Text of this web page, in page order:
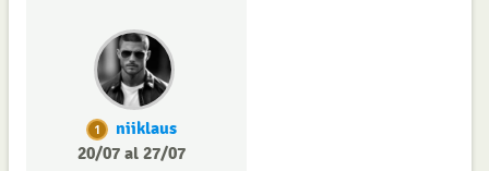
1
niiklaus
20/07 al 27/07